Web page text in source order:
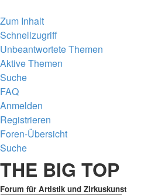
Zum Inhalt
Schnellzugriff
Unbeantwortete Themen
Aktive Themen
Suche
FAQ
Anmelden
Registrieren
Foren-Übersicht
Suche
THE BIG TOP
Forum für Artistik und Zirkuskunst